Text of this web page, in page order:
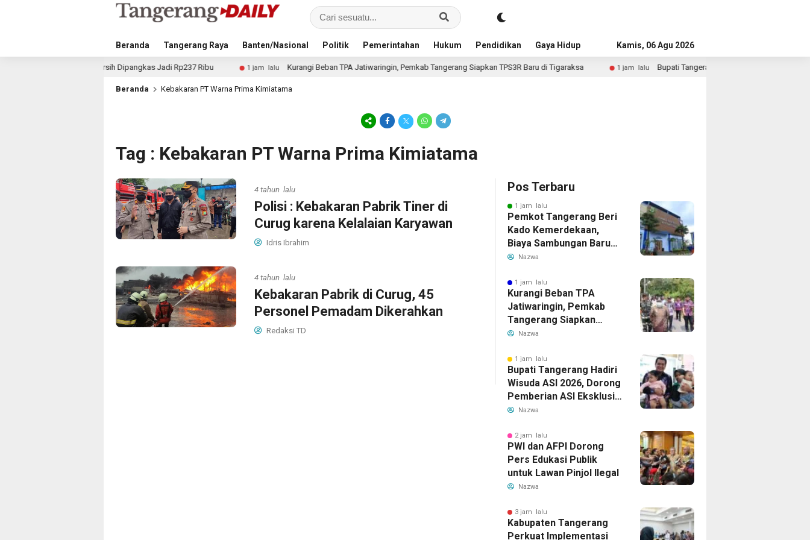
Beranda Tangerang Raya Banten/Nasional Politik Pemerintahan Hukum Pendidikan Gaya Hidup AdvertorialKamis, 06 Agu 2026
Air Bersih Dipangkas Jadi Rp237 Ribu 1 jam lalu Kurangi Beban TPA Jatiwaringin, Pemkab Tangerang Siapkan TPS3R Baru di Tigaraksa 1 jam lalu Bupati Tangerang Hadiri Wisuda ASI 2026, Dorong Pemberian
Beranda Kebakaran PT Warna Prima Kimiatama
Tag : Kebakaran PT Warna Prima Kimiatama
4 tahun lalu
Polisi : Kebakaran Pabrik Tiner di
Curug karena Kelalaian Karyawan
Idris Ibrahim
4 tahun lalu
Kebakaran Pabrik di Curug, 45
Personel Pemadam Dikerahkan
Redaksi TD
Pos Terbaru
1 jam lalu
Pemkot Tangerang Beri
Kado Kemerdekaan,
Biaya Sambungan Baru
Air Bersih Dipangkas
Nazwa
1 jam lalu
Kurangi Beban TPA
Jatiwaringin, Pemkab
Tangerang Siapkan
TPS3R Baru di Tigaraksa
Nazwa
1 jam lalu
Bupati Tangerang Hadiri
Wisuda ASI 2026, Dorong
Pemberian ASI Eksklusif
untuk Wujudkan
Nazwa
2 jam lalu
PWI dan AFPI Dorong
Pers Edukasi Publik
untuk Lawan Pinjol Ilegal
Nazwa
3 jam lalu
Kabupaten Tangerang
Perkuat Implementasi